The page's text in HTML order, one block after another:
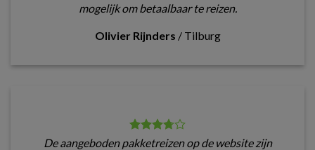
mogelijk om betaalbaar te reizen.
Olivier Rijnders / Tilburg
De aangeboden pakketreizen op de website zijn